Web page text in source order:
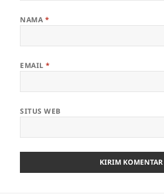
NAMA *
EMAIL*
SITUS WEB